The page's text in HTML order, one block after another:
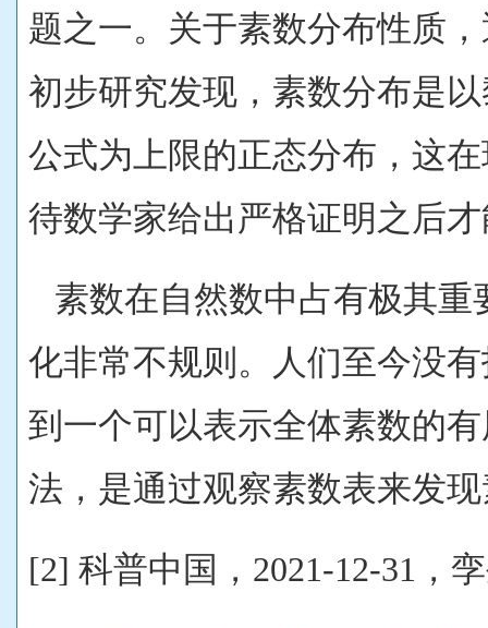
题之一。关于素数分布性质
初步研究发现，素数分布是
公式为上限的正态分布，这
待数学家给出严格证明之后
素数在自然数中占有极其重
化非常不规则。人们至今没
到一个可以表示全体素数的
法，是通过观察素数表来发
[2] 科普中国，2021-12-31，